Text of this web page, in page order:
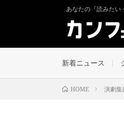
あなたの『読みたい
新着ニュース
HOME 演劇